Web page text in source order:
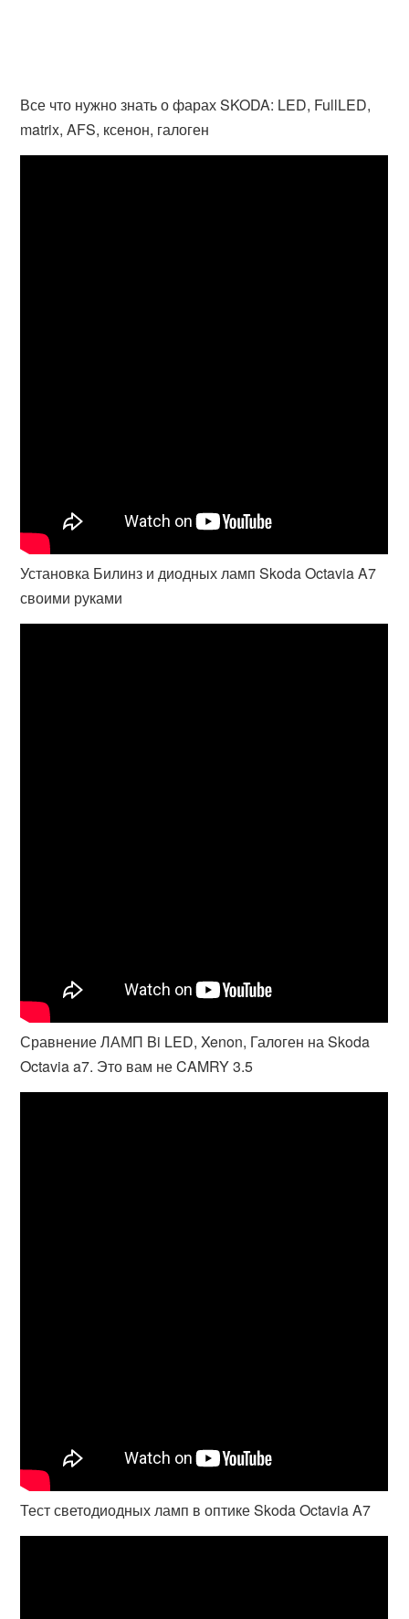
Все что нужно знать о фарах SKODA: LED, FullLED,
matrix, AFS, ксенон, галоген
Установка Билинз и диодных ламп Skoda Octavia A7
своими руками
Сравнение ЛАМП Bi LED, Xenon, Галоген на Skoda
Octavia a7. Это вам не CAMRY 3.5
Тест светодиодных ламп в оптике Skoda Octavia A7